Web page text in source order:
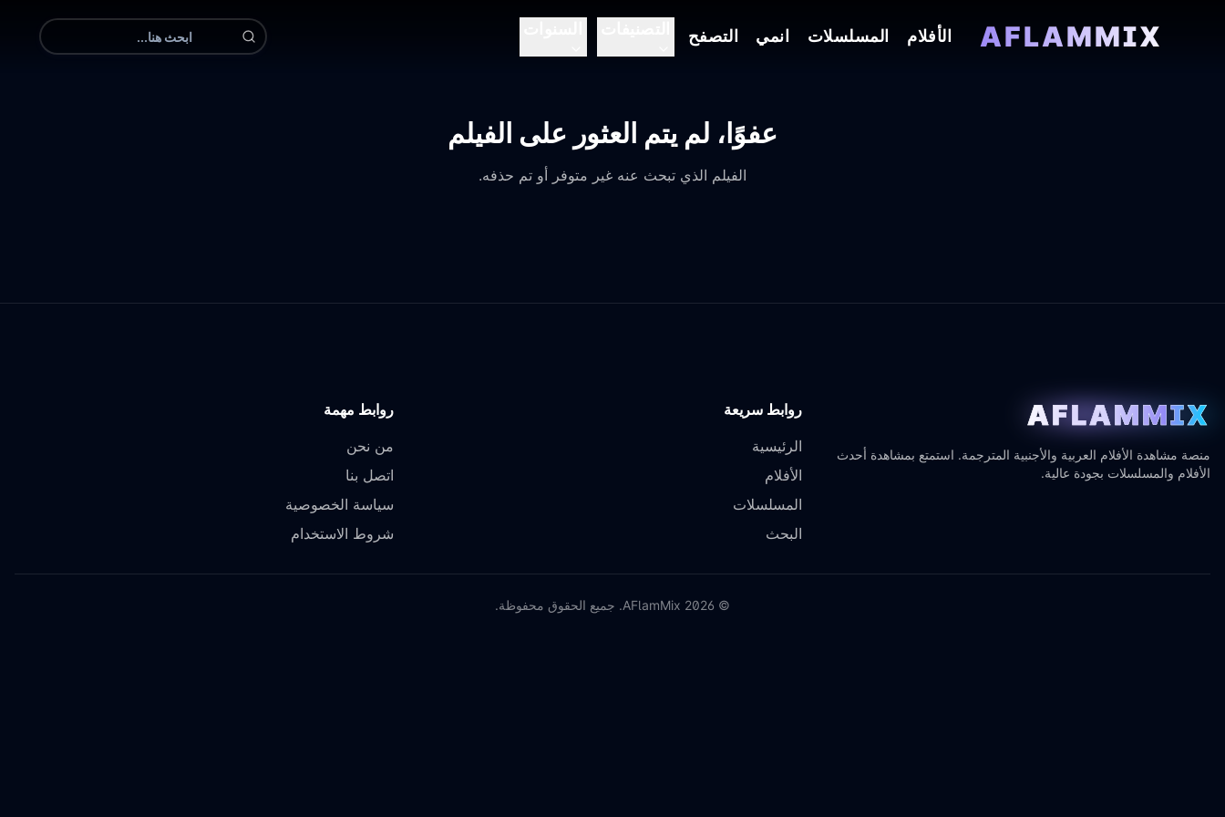
AFLAMMIX الأفلام المسلسلات انمي التصفح
عفوًا، لم يتم العثور على الفيلم
الفيلم الذي تبحث عنه غير متوفر أو تم حذفه.
AFLAMMIX
منصة مشاهدة الأفلام العربية والأجنبية المترجمة. استمتع بمشاهدة أحدث
الأفلام والمسلسلات بجودة عالية.
روابط سريعة
الرئيسية
الأفلام
المسلسلات
البحث
روابط مهمة
من نحن
اتصل بنا
سياسة الخصوصية
شروط الاستخدام
©
2026